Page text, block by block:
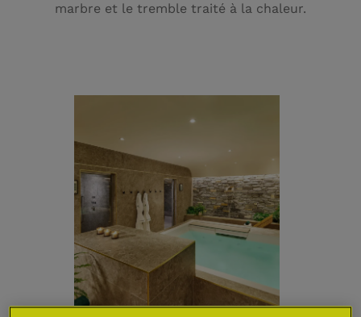
marbre et le tremble traité à la chaleur.